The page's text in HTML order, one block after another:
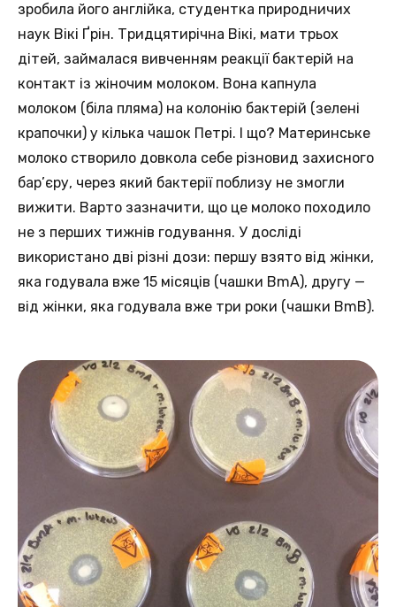
зробила його англійка, студентка природничих
наук Вікі Ґрін. Тридцятирічна Вікі, мати трьох
дітей, займалася вивченням реакції бактерій на
контакт із жіночим молоком. Вона капнула
молоком (біла пляма) на колонію бактерій (зелені
крапочки) у кілька чашок Петрі. І що? Материнське
молоко створило довкола себе різновид захисного
бар’єру, через який бактерії поблизу не змогли
вижити. Варто зазначити, що це молоко походило
не з перших тижнів годування. У досліді
використано дві різні дози: першу взято від жінки,
яка годувала вже 15 місяців (чашки BmA), другу —
від жінки, яка годувала вже три роки (чашки BmB).